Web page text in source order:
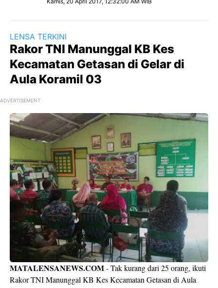
LENSA TERKINI
Rakor TNI Manunggal KB Kes
Kecamatan Getasan di Gelar di
Aula Koramil 03
ADVERTISEMENT
MATALENSANEWS.COM- Tak kurang dari 25 orang, ikuti
Rakor TNI Manunggal KB Kes Kecamatan Getasan di Aula